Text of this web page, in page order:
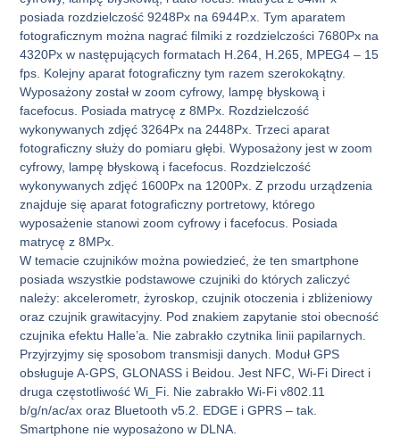
posiada rozdzielczość 9248Px na 6944P.x. Tym aparatem
fotograficznym można nagrać filmiki z rozdzielczości 7680Px na
4320Px w następujących formatach H.264, H.265, MPEG4 – 15
fps. Kolejny aparat fotograficzny tym razem szerokokątny.
Wyposażony został w zoom cyfrowy, lampę błyskową i
facefocus. Posiada matrycę z 8MPx. Rozdzielczość
wykonywanych zdjęć 3264Px na 2448Px. Trzeci aparat
fotograficzny służy do pomiaru głębi. Wyposażony jest w zoom
cyfrowy, lampę błyskową i facefocus. Rozdzielczość
wykonywanych zdjęć 1600Px na 1200Px. Z przodu urządzenia
znajduje się aparat fotograficzny portretowy, którego
wyposażenie stanowi zoom cyfrowy i facefocus. Posiada
matrycę z 8MPx.
W temacie czujników można powiedzieć, że ten smartphone
posiada wszystkie podstawowe czujniki do których zaliczyć
należy: akcelerometr, żyroskop, czujnik otoczenia i zbliżeniowy
oraz czujnik grawitacyjny. Pod znakiem zapytanie stoi obecność
czujnika efektu Halle’a. Nie zabrakło czytnika linii papilarnych.
Przyjrzyjmy się sposobom transmisji danych. Moduł GPS
obsługuje A-GPS, GLONASS i Beidou. Jest NFC, Wi-Fi Direct i
druga częstotliwość Wi_Fi. Nie zabrakło Wi-Fi v802.11
b/g/n/ac/ax oraz Bluetooth v5.2. EDGE i GPRS – tak.
Smartphone nie wyposażono w DLNA.